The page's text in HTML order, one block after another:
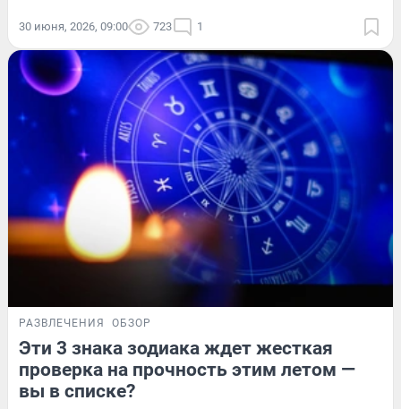
30 июня, 2026, 09:00 723 1
РАЗВЛЕЧЕНИЯ ОБЗОР
Эти 3 знака зодиака ждет жесткая
проверка на прочность этим летом —
вы в списке?